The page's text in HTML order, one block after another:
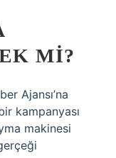
MI?
Ajansı’na
kampanyası
makinesi